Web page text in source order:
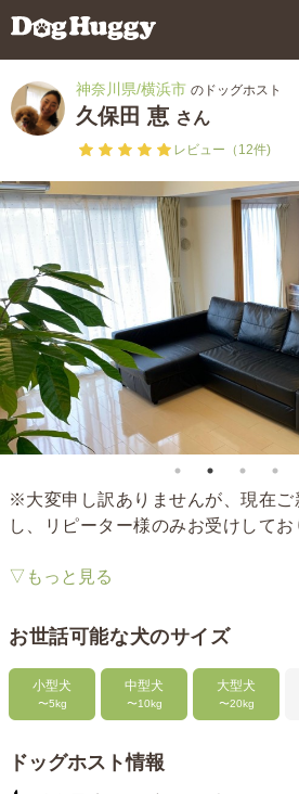
神奈川県/横浜市 のドッグホスト
久保田 恵 さん
レビュー（12件)
※大変申し訳ありませんが、現在ご
し、リピーター様のみお受けして
トイプードルのレオン、主人と0歳
人にとてもフレンドリー。9歳とは
ます！安全を第一に考えたお部屋
間を感じてもらえます。
〈ドッグホストになった理由〉
自分も愛犬も、地域や犬を真に想う
▽もっと見る
お世話可能な犬のサイズ
小型犬
〜5kg
中型犬
〜10kg
大型犬
〜20kg
ドッグホスト情報